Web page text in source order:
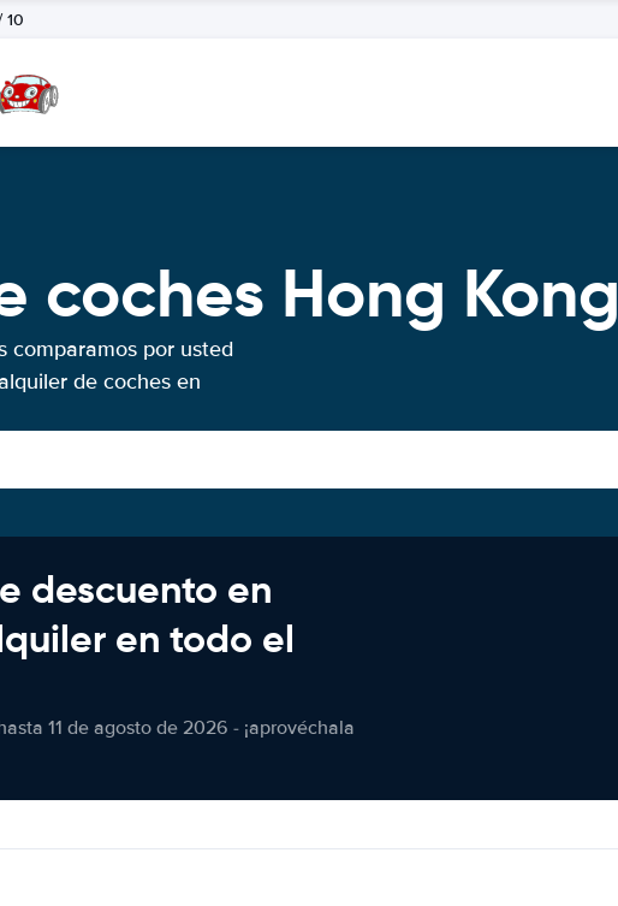
10
coches Hong Kong
comparamos por usted
de coches en
descuento en
en todo el
11 de agosto de 2026 - ¡aprovéchala